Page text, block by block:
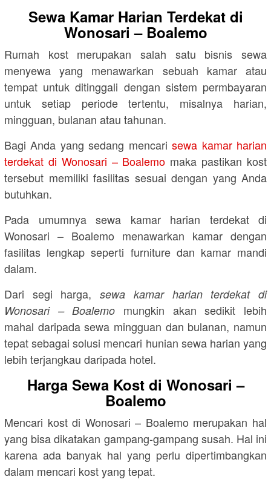
Sewa Kamar Harian Terdekat di
Wonosari – Boalemo
Rumah kost merupakan salah satu bisnis sewa
menyewa yang menawarkan sebuah kamar atau
tempat untuk ditinggali dengan sistem permbayaran
untuk setiap periode tertentu, misalnya harian,
mingguan, bulanan atau tahunan.
Bagi Anda yang sedang mencarisewa kamar harian
terdekat di Wonosari – Boalemo maka pastikan kost
tersebut memiliki fasilitas sesuai dengan yang Anda
butuhkan.
Pada umumnya sewa kamar harian terdekat di
Wonosari – Boalemo menawarkan kamar dengan
fasilitas lengkap seperti furniture dan kamar mandi
dalam.
Dari segi harga,sewa kamar harian terdekat di
Wonosari – Boalemo mungkin akan sedikit lebih
mahal daripada sewa mingguan dan bulanan, namun
tepat sebagai solusi mencari hunian sewa harian yang
lebih terjangkau daripada hotel.
Harga Sewa Kost di Wonosari –
Boalemo
Mencari kost di Wonosari – Boalemo merupakan hal
yang bisa dikatakan gampang-gampang susah. Hal ini
karena ada banyak hal yang perlu dipertimbangkan
dalam mencari kost yang tepat.